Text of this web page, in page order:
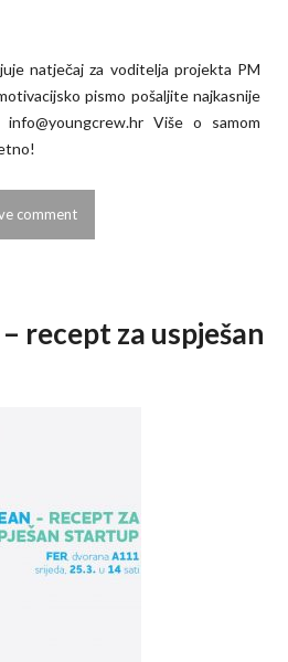
natječaj za voditelja projekta PM
pismo pošaljite najkasnije
Više o samom
comment
recept za uspješan